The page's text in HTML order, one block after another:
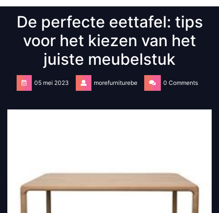
Button
De perfecte eettafel: tips
voor het kiezen van het
juiste meubelstuk
05 mei 2023 morefurniturebe 0 Comments